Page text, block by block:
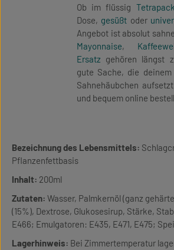
Ob im flüssig Tetrapack
Dose, gesüßt oder
Angebot ist absolut
Mayonnaise,
Ersatz gehören längst
gute Sache, die
Sahnehäubchen
und bequem online
Bezeichnung des Lebensmittels:
Pflanzenfettbasis
Inhalt: 200ml
Zutaten: Wasser, Palmkernöl (ganz
(15%), Dextrose, Glukosesirup, Stärke,
E466; Emulgatoren: E435, E471, E475;
Lagerhinweis: Bei Zimmertemperatur